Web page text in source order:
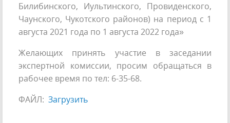
Билибинского, Иультинского, Провиденского,
Чаунского, Чукотского районов) на период с 1
августа 2021 года по 1 августа 2022 года»
Желающих принять участие в заседании
экспертной комиссии, просим обращаться в
рабочее время по тел: 6-35-68.
ФАЙЛ: Загрузить